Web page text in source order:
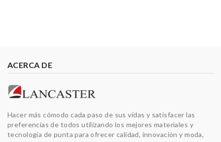
ACERCA DE
Hacer más cómodo cada paso de sus vidas y satisfacer las
preferencias de todos utilizando los mejores materiales y
tecnología de punta para ofrecer calidad, innovación y moda,